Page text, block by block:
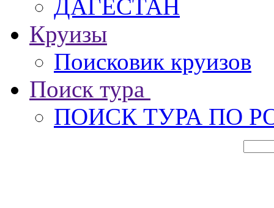
ДАГЕСТАН
Круизы
Поисковик круизов
Поиск тура
ПОИСК ТУРА ПО